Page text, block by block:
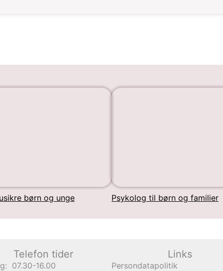
børn og unge Psykolog til børn og familier
Telefon tider
07.30-16.00
Links
Persondatapolitik